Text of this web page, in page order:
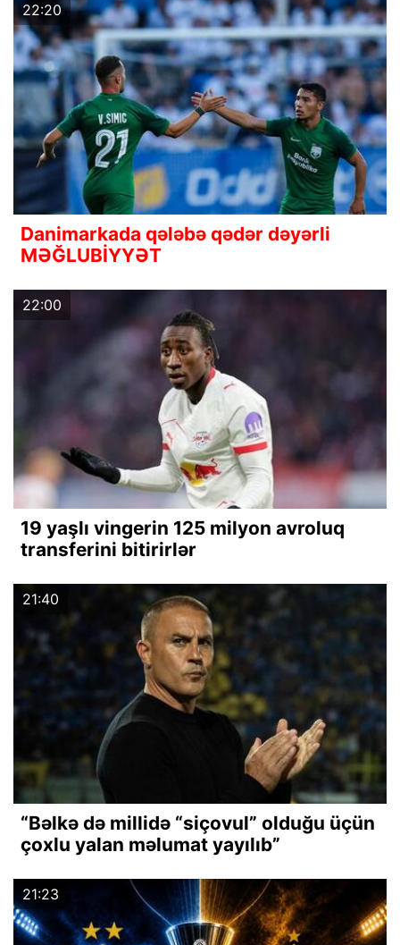
22:20
Danimarkada qələbə qədər dəyərli
MƏĞLUBİYYƏT
22:00
19 yaşlı vingerin 125 milyon avroluq
transferini bitirirlər
21:40
“Bəlkə də millidə “siçovul” olduğu üçün
çoxlu yalan məlumat yayılıb”
21:23